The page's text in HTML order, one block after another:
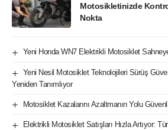
Motosikletinizde
Nokta
Yeni Honda WN7 Elektrikli Motosiklet
Yeni Nesil Motosiklet Teknolojileri Sürüş
Yeniden Tanımlıyor
Motosiklet Kazalarını Azaltmanın Yolu
Elektrikli Motosiklet Satışları Hızla Artıyor: